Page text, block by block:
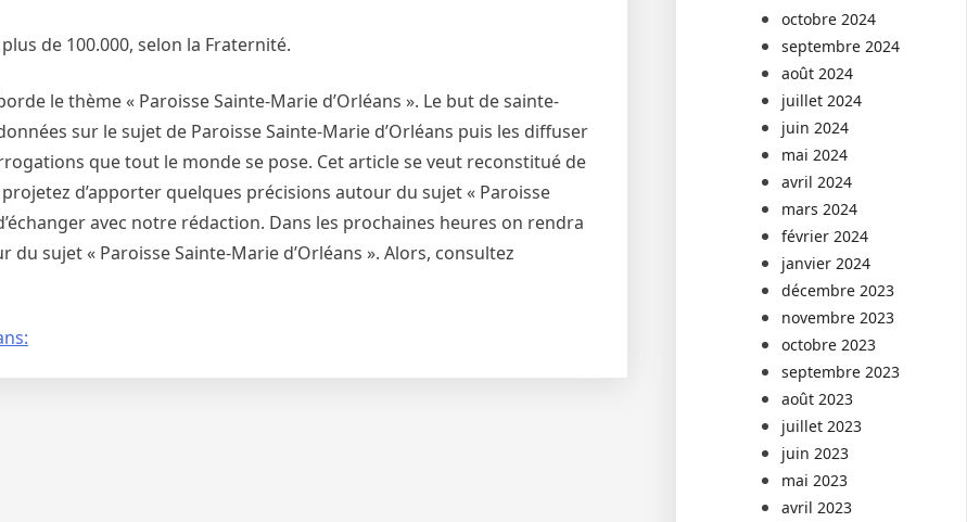
de 100.000, selon la Fraternité.
le thème « Paroisse Sainte-Marie d’Orléans ». Le but de sainte-
sur le sujet de Paroisse Sainte-Marie d’Orléans puis les diffuser
que tout le monde se pose. Cet article se veut reconstitué de
d’apporter quelques précisions autour du sujet « Paroisse
avec notre rédaction. Dans les prochaines heures on rendra
sujet « Paroisse Sainte-Marie d’Orléans ». Alors, consultez
octobre 2024
septembre 2024
août 2024
juillet 2024
juin 2024
mai 2024
avril 2024
mars 2024
février 2024
janvier 2024
décembre 2023
novembre 2023
octobre 2023
septembre 2023
août 2023
juillet 2023
juin 2023
mai 2023
avril 2023